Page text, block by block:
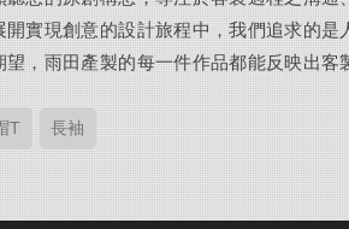
開實現創意的設計旅程中，我們追求的
望，雨田產製的每一件作品都能反映出
T 長袖